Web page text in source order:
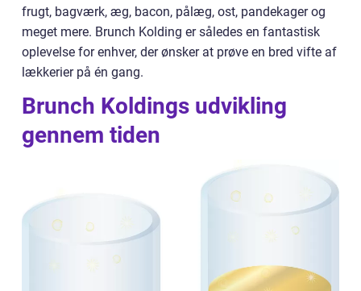
frugt, bagværk, æg, bacon, pålæg, ost, pandekager og
meget mere. Brunch Kolding er således en fantastisk
oplevelse for enhver, der ønsker at prøve en bred vifte af
lækkerier på én gang.
Brunch Koldings udvikling
gennem tiden